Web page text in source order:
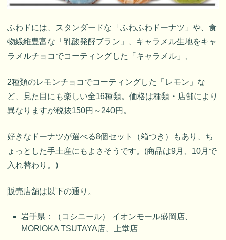
ふわドには、スタンダードな「ふわふわドーナツ」や、食
物繊維豊富な「乳酸発酵ブラン」、キャラメル生地をキャ
ラメルチョコでコーティングした「キャラメル」、
2種類のレモンチョコでコーティングした「レモン」な
ど、見た目にも楽しい全16種類。価格は種類・店舗により
異なりますが税抜150円～240円。
好きなドーナツが選べる8個セット（箱つき）もあり、ち
ょっとした手土産にもよさそうです。(商品は9月、10月で
入れ替わり。)
販売店舗は以下の通り。
岩手県：（コシニール） イオンモール盛岡店、
MORIOKA TSUTAYA店、上堂店